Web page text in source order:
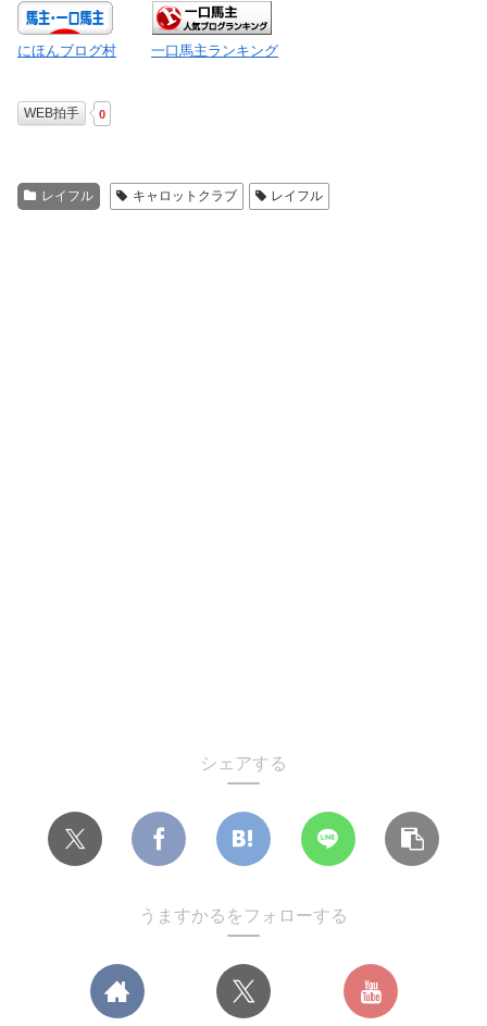
にほんブログ村 一口馬主ランキング
WEB拍手 0
レイフル キャロットクラブ レイフル
シェアする
うますかるをフォローする